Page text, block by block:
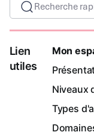
Recherche
Lien
utiles
Mon
Niveaux
Types